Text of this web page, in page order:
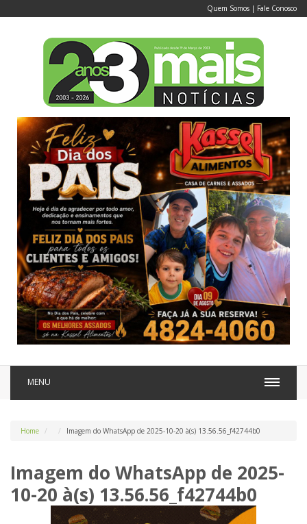
Quem Somos | Fale Conosco
MENU
Home Imagem do WhatsApp de 2025-10-20 à(s) 13.56.56_f42744b0
Imagem do WhatsApp de 2025-
10-20 à(s) 13.56.56_f42744b0